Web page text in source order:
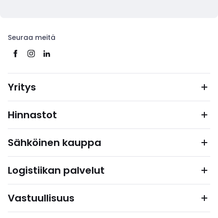
Seuraa meitä
Yritys
Hinnastot
Sähköinen kauppa
Logistiikan palvelut
Vastuullisuus